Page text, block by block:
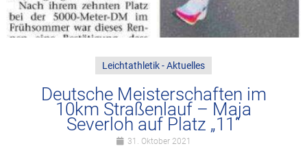
Leichtathletik - Aktuelles
Deutsche Meisterschaften im
10km Straßenlauf – Maja
Severloh auf Platz „11“
31. Oktober 2021